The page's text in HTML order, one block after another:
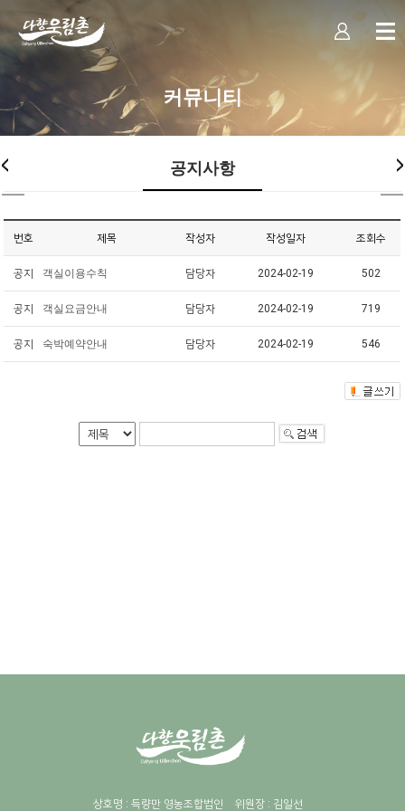
커뮤니티
공지사항
번호 제목 작성자 작성일자 조회수
공지 객실이용수칙 담당자 2024-02-19 502
공지 객실요금안내 담당자 2024-02-19 719
공지 숙박예약안내 담당자 2024-02-19 546
상호명 : 득량만 영농조합법인 위원장 : 김일선